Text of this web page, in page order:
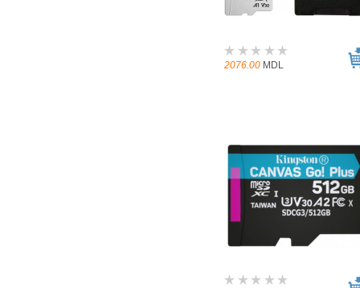
2076.00 MDL